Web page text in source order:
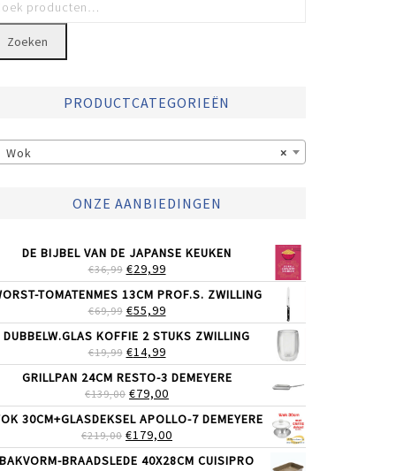
Zoeken
PRODUCTCATEGORIEËN
×
Wok
ONZE AANBIEDINGEN
DE BIJBEL VAN DE JAPANSE KEUKEN
€36,99 OORSPRONKELIJKE
PRIJS
WAS:
€36,99.
€29,99HUIDIGE
PRIJS
IS:
€29,99.
TOMATENMES 13CM PROF.S. ZWILLING
€69,99 OORSPRONKELIJKE
PRIJS
WAS:
€69,99.
€55,99HUIDIGE
PRIJS
IS:
€55,99.
DUBBELW.GLAS KOFFIE 2 STUKS ZWILLING
€19,99 OORSPRONKELIJKE
PRIJS
WAS:
€19,99.
€14,99HUIDIGE
PRIJS
IS:
€14,99.
GRILLPAN 24CM RESTO-3 DEMEYERE
€139,00 OORSPRONKELIJKE
PRIJS
WAS:
€139,00.
€79,00
PRIJS
IS:
€79,00.
30CM+GLASDEKSEL APOLLO-7 DEMEYERE
€219,00 OORSPRONKELIJKE
PRIJS
WAS:
€179,00
PRIJS
IS:
BAKVORM-BRAADSLEDE 40X28CM CUISIPRO